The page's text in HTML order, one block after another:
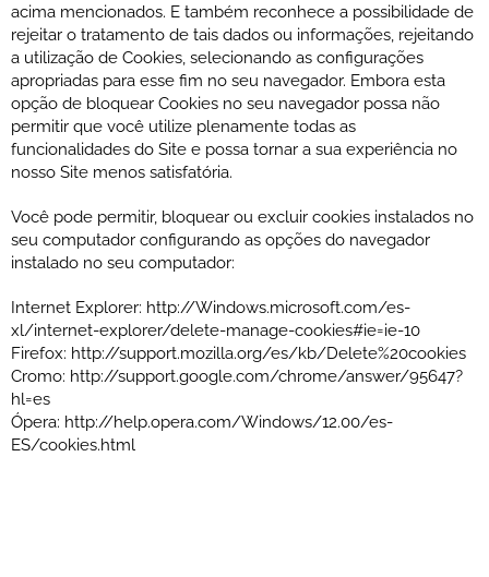
acima mencionados. E também reconhece a possibilidade de
rejeitar o tratamento de tais dados ou informações, rejeitando
a utilização de Cookies, selecionando as configurações
apropriadas para esse fim no seu navegador. Embora esta
opção de bloquear Cookies no seu navegador possa não
permitir que você utilize plenamente todas as
funcionalidades do Site e possa tornar a sua experiência no
nosso Site menos satisfatória.
Você pode permitir, bloquear ou excluir cookies instalados no
seu computador configurando as opções do navegador
instalado no seu computador:
Internet Explorer: http://Windows.microsoft.com/es-
xl/internet-explorer/delete-manage-cookies#ie=ie-10
Firefox: http://support.mozilla.org/es/kb/Delete%20cookies
Cromo: http://support.google.com/chrome/answer/95647?
hl=es
Ópera: http://help.opera.com/Windows/12.00/es-
ES/cookies.html